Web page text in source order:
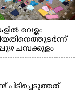
വെള്ളം
ചമ്പക്കുളം
തോമസ്
മഴ
പിടിച്ചെടുത്തത്